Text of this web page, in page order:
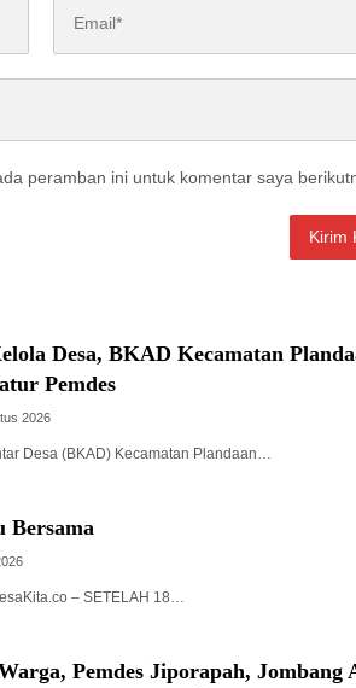
peramban ini untuk komentar saya
Desa, BKAD Kecamatan
Pemdes
2026
Desa (BKAD) Kecamatan Plandaan…
Bersama
– SETELAH 18…
Pemdes Jiporapah, Jombang